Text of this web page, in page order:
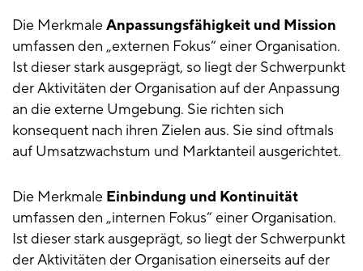
Die MerkmaleAnpassungsfähigkeit und Mission
umfassen den „externen Fokus“ einer Organisation.
Ist dieser stark ausgeprägt, so liegt der Schwerpunkt
der Aktivitäten der Organisation auf der Anpassung
an die externe Umgebung. Sie richten sich
konsequent nach ihren Zielen aus. Sie sind oftmals
auf Umsatzwachstum und Marktanteil ausgerichtet.
Die Merkmale Einbindung und Kontinuität
umfassen den „internen Fokus“ einer Organisation.
Ist dieser stark ausgeprägt, so liegt der Schwerpunkt
der Aktivitäten der Organisation einerseits auf der